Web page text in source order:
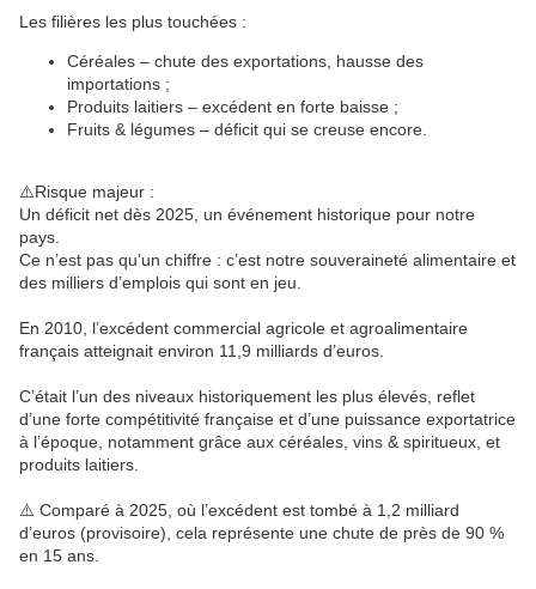
Les filières les plus touchées :
Céréales – chute des exportations, hausse des
importations ;
Produits laitiers – excédent en forte baisse ;
Fruits & légumes – déficit qui se creuse encore.
⚠️Risque majeur :
Un déficit net dès 2025, un événement historique pour notre
pays.
Ce n’est pas qu’un chiffre : c’est notre souveraineté alimentaire et
des milliers d’emplois qui sont en jeu.
En 2010, l’excédent commercial agricole et agroalimentaire
français atteignait environ 11,9 milliards d’euros.
C’était l’un des niveaux historiquement les plus élevés, reflet
d’une forte compétitivité française et d’une puissance exportatrice
à l’époque, notamment grâce aux céréales, vins & spiritueux, et
produits laitiers.
⚠️ Comparé à 2025, où l’excédent est tombé à 1,2 milliard
d’euros (provisoire), cela représente une chute de près de 90 %
en 15 ans.